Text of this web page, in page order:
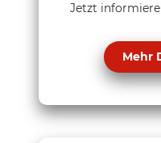
Jetzt
Mehr